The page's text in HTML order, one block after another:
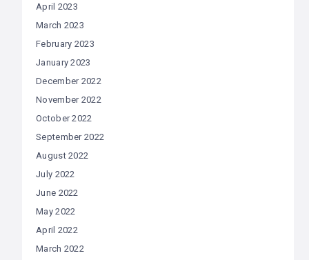
April 2023
March 2023
February 2023
January 2023
December 2022
November 2022
October 2022
September 2022
August 2022
July 2022
June 2022
May 2022
April 2022
March 2022